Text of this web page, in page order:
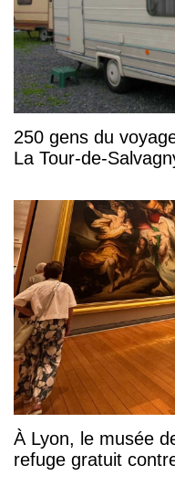
250 gens du
La Tour-de-
À Lyon, le musée
refuge gratuit